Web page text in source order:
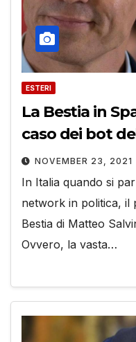
ESTERI
La Bestia in
caso dei bot
NOVEMBER 23, 2021
In Italia quando si
network in politica, il
Bestia di Matteo
Ovvero, la vasta…